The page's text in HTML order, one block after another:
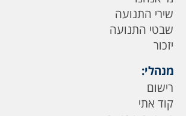
שירי התנועה
שבטי התנועה
יזכור
מנהלי:
רישום
קוד אתי